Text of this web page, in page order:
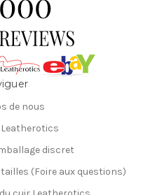
de nous
discret
(Foire aux questions)